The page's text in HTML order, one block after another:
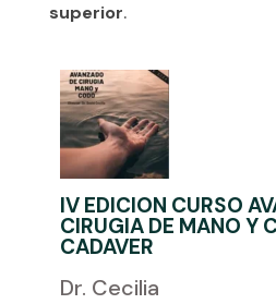
superior.
IV EDICION CURSO
CIRUGIA DE MANO Y
CADAVER
Dr. Cecilia